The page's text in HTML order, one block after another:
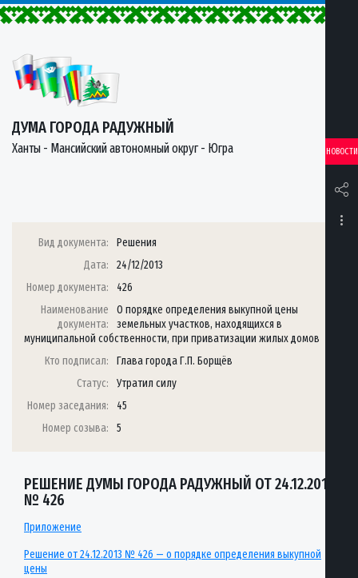
ДУМА ГОРОДА РАДУЖНЫЙ
Ханты - Мансийский автономный округ - Югра НОВОСТИ
Вид документа:
Решения
Дата:
24/12/2013
Номер документа:
426
Наименование
документа:
О порядке определения выкупной цены
земельных участков, находящихся в
муниципальной собственности, при приватизации жилых домов
Кто подписал:
Глава города Г.П. Борщёв
Статус:
Утратил силу
Номер заседания:
45
Номер созыва:
5
РЕШЕНИЕ ДУМЫ ГОРОДА РАДУЖНЫЙ ОТ 24.12.2013
№ 426
Приложение
Решение от 24.12.2013 № 426 — о порядке определения выкупной
цены